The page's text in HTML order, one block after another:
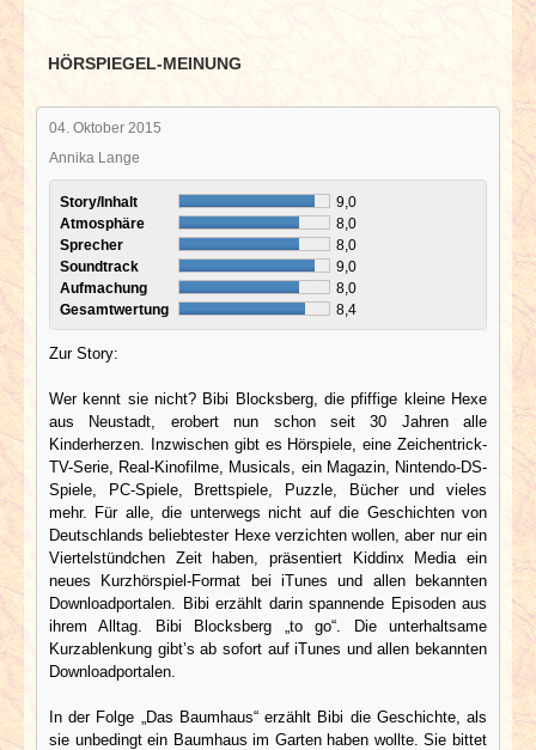
HÖRSPIEGEL-MEINUNG
04. Oktober 2015
Annika Lange
Story/Inhalt
9,0
Atmosphäre
8,0
Sprecher
8,0
Soundtrack
9,0
Aufmachung
8,0
Gesamtwertung
8,4
Zur Story:
Wer kennt sie nicht? Bibi Blocksberg, die pfiffige kleine Hexe
aus Neustadt, erobert nun schon seit 30 Jahren alle
Kinderherzen. Inzwischen gibt es Hörspiele, eine Zeichentrick-
TV-Serie, Real-Kinofilme, Musicals, ein Magazin, Nintendo-DS-
Spiele, PC-Spiele, Brettspiele, Puzzle, Bücher und vieles
mehr. Für alle, die unterwegs nicht auf die Geschichten von
Deutschlands beliebtester Hexe verzichten wollen, aber nur ein
Viertelstündchen Zeit haben, präsentiert Kiddinx Media ein
neues Kurzhörspiel-Format bei iTunes und allen bekannten
Downloadportalen. Bibi erzählt darin spannende Episoden aus
ihrem Alltag. Bibi Blocksberg „to go“. Die unterhaltsame
Kurzablenkung gibt’s ab sofort auf iTunes und allen bekannten
Downloadportalen.
In der Folge „Das Baumhaus“ erzählt Bibi die Geschichte, als
sie unbedingt ein Baumhaus im Garten haben wollte. Sie bittet